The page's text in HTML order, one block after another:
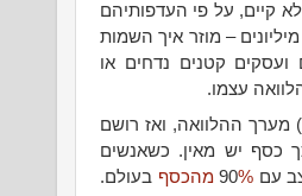
קיים, על פי העדפותיהם
– מוזר איך השמות
קטנים נדחים או
עצמו.
כדי לתת הלוואה, הבנק מוודא שיש לו רזרבה (בערך 10%) מערך ההלוואה, ואז רושם
כסף יש מאין. כשאנשים
90 % מהכסף
בעולם.